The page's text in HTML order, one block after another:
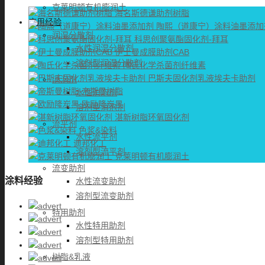
克莱明顿有机膨润土
应用经验
润湿分散剂
水性润湿分散剂
溶剂型润湿分散剂
消泡剂
水性消泡剂
溶剂型消泡剂
流平剂
水性流平剂
溶剂型流平剂
流变助剂
水性流变助剂
溶剂型流变助剂
特用助剂
水性特用助剂
溶剂型特用助剂
树脂&乳液
海名斯德谦助剂树脂
陶熙（道康宁）涂料油墨添
科思创聚氨酯固化剂-拜耳
伊士曼成膜助剂CAB
陶氏化学杀菌剂纤维素
巴斯夫固化剂乳液埃夫卡助剂
帝斯曼树脂
欧励隆炭黑
湛新树脂环氧固化剂
色浆&染料
迪邦化工
克莱明顿有机膨润土
涂料经验